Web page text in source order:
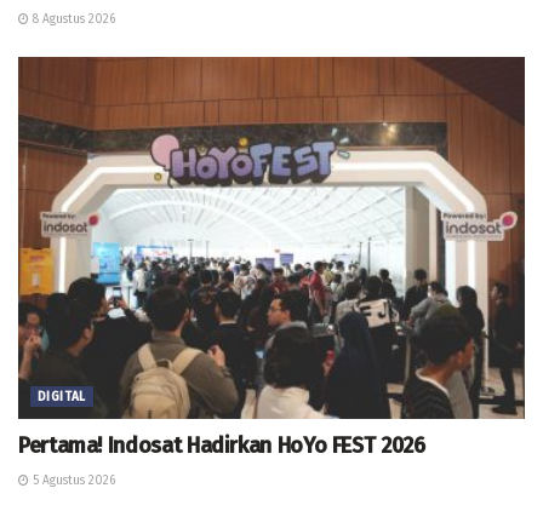
8 Agustus 2026
DIGITAL
Pertama! Indosat Hadirkan HoYo FEST 2026
5 Agustus 2026